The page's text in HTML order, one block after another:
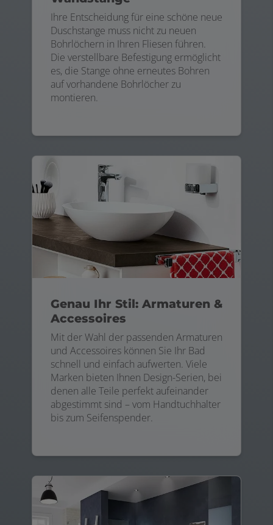
Ihre Entscheidung für eine schöne neue
Duschstange muss nicht zu neuen
Bohrlöchern in Ihren Fliesen führen.
Die verstellbare Befestigung ermöglicht
es, die Stange ohne erneutes Bohren
auf vorhandene Bohrlöcher zu
montieren.
Genau Ihr Stil: Armaturen &
Accessoires
Mit der Wahl der passenden Armaturen
und Accessoires können Sie Ihr Bad
schnell und einfach aufwerten. Viele
Marken bieten Ihnen Design-Serien, bei
denen alle Teile perfekt aufeinander
abgestimmt sind – vom Handtuchhalter
bis zum Seifenspender.